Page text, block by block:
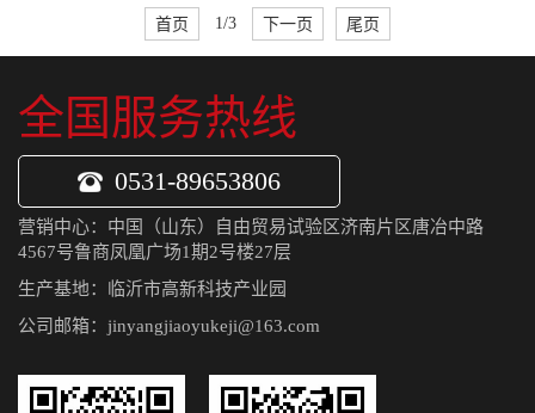
首页 1/3 下一页 尾页
全国服务热线
0531-89653806
营销中心：中国（山东）自由贸易试验区济南片区唐冶中路
4567号鲁商凤凰广场1期2号楼27层
生产基地：临沂市高新科技产业园
公司邮箱：jinyangjiaoyukeji@163.com